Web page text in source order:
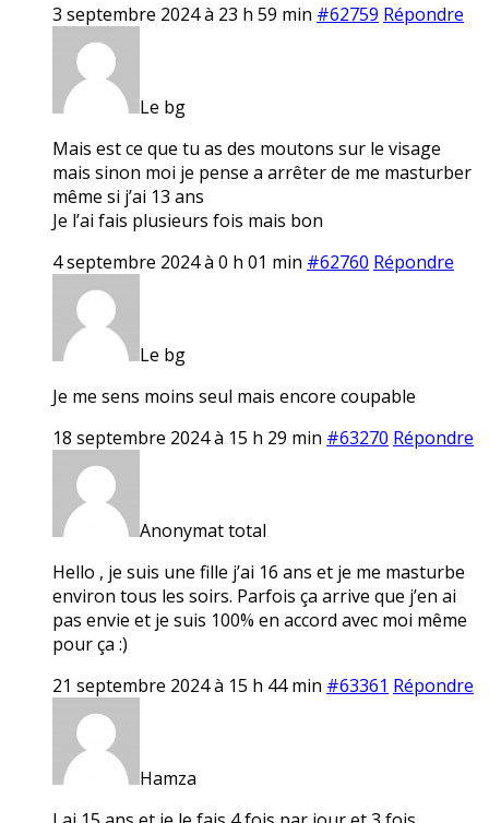
3 septembre 2024 à 23 h 59 min #62759 Répondre
Le bg
Mais est ce que tu as des moutons sur le visage
mais sinon moi je pense a arrêter de me masturber
même si j’ai 13 ans
Je l’ai fais plusieurs fois mais bon
4 septembre 2024 à 0 h 01 min #62760 Répondre
Le bg
Je me sens moins seul mais encore coupable
18 septembre 2024 à 15 h 29 min #63270 Répondre
Anonymat total
Hello , je suis une fille j’ai 16 ans et je me masturbe
environ tous les soirs. Parfois ça arrive que j’en ai
pas envie et je suis 100% en accord avec moi même
pour ça :)
21 septembre 2024 à 15 h 44 min #63361 Répondre
Hamza